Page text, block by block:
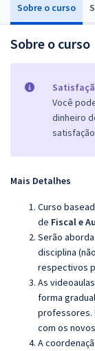
Sobre o curso
Sobre o curso
Você
dinheiro
Mais Detalhes
Curso
de Fiscal e
Serão
disciplina
respectivos
As
forma
professores.
com os
A